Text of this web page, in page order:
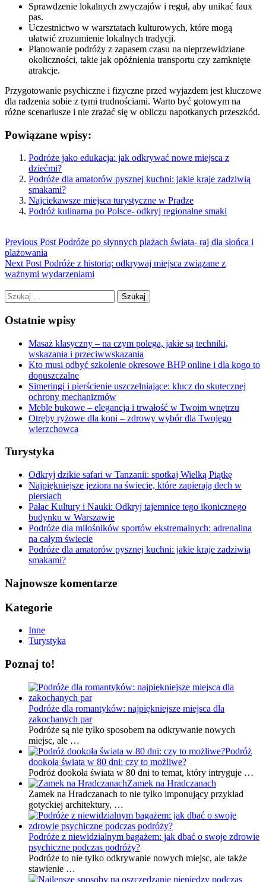
Sprawdzenie lokalnych zwyczajów i reguł, aby unikać faux
pas.
Uczestnictwo w warsztatach kulturowych, które mogą
ułatwić zrozumienie lokalnych tradycji.
Planowanie podróży z zapasem czasu na nieprzewidziane
okoliczności, takie jak opóźnienia transportu czy zamknięte
atrakcje.
Przygotowanie psychiczne i fizyczne przed wyjazdem jest kluczowe
dla radzenia sobie z tymi trudnościami. Warto być gotowym na
różne scenariusze i nie zrażać się w obliczu napotkanych przeszkód.
Powiązane wpisy:
Podróże jako edukacja: jak odkrywać nowe miejsca z
dziećmi?
Podróże dla amatorów pysznej kuchni: jakie kraje zadziwią
smakami?
Najciekawsze miejsca turystyczne w Pradze
Podróż kulinarna po Polsce- odkryj regionalne smaki
Previous Post Podróże po słynnych plażach świata- raj dla słońca i
plażowania
Next Post Podróże z historią: odkrywaj miejsca związane z
ważnymi wydarzeniami
Szukaj:
Ostatnie wpisy
Masaż klasyczny – na czym polega, jakie są techniki,
wskazania i przeciwwskazania
Kto musi odbyć szkolenie okresowe BHP online i dla kogo to
dopuszczalne
Simeringi i pierścienie uszczelniające: klucz do skutecznej
ochrony mechanizmów
Meble bukowe – elegancja i trwałość w Twoim wnętrzu
Otręby ryżowe dla koni – zdrowy wybór dla Twojego
wierzchowca
Turystyka
Odkryj dzikie safari w Tanzanii: spotkaj Wielką Piątkę
Najpiękniejsze jeziora na świecie, które zapierają dech w
piersiach
Pałac Kultury i Nauki: Odkryj tajemnice tego ikonicznego
budynku w Warszawie
Podróże dla miłośników sportów ekstremalnych: adrenalina
na całym świecie
Podróże dla amatorów pysznej kuchni: jakie kraje zadziwią
smakami?
Najnowsze komentarze
Kategorie
Inne
Turystyka
Poznaj to!
Podróże dla romantyków: najpiękniejsze miejsca dla
zakochanych par
Podróże są nie tylko sposobem na odkrywanie nowych
miejsc, ale …
Podróż
dookoła świata w 80 dni: czy to możliwe?
Podróż dookoła świata w 80 dni to temat, który intryguje …
Zamek na Hradczanach
Zamek na Hradczanach to nie tylko imponujący przykład
gotyckiej architektury, …
Podróże z niewidzialnym bagażem: jak dbać o swoje zdrowie
psychiczne podczas podróży?
Podróże to nie tylko odkrywanie nowych miejsc, ale także
stawienie …